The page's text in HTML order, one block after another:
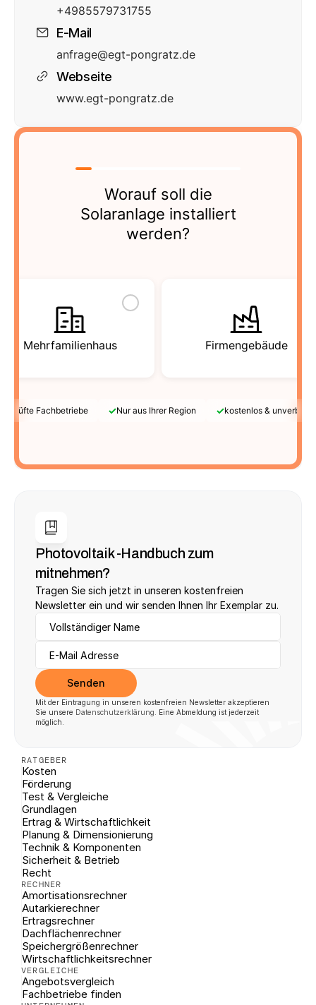
+4985579731755
E-Mail
anfrage@egt-pongratz.de
Webseite
www.egt-pongratz.de
Worauf soll die
Solaranlage installiert
werden?
Mehrfamilienhaus Firmengebäude
Fachbetriebe ✓Nur aus Ihrer Region ✓kostenlos &
Photovoltaik -Handbuch zum
mitnehmen?
Tragen Sie sich jetzt in unseren kostenfreien
Newsletter ein und wir senden Ihnen Ihr Exemplar zu.
Senden
Mit der Eintragung in unseren kostenfreien Newsletter akzeptieren
Sie unsere Datenschutzerklärung . Eine Abmeldung ist jederzeit
möglich.
RATGEBER
Kosten
Förderung
Test & Vergleiche
Grundlagen
Ertrag & Wirtschaftlichkeit
Planung & Dimensionierung
Technik & Komponenten
Sicherheit & Betrieb
Recht
RECHNER
Amortisationsrechner
Autarkierechner
Ertragsrechner
Dachflächenrechner
Speichergrößenrechner
Wirtschaftlichkeitsrechner
VERGLEICHE
Angebotsvergleich
Fachbetriebe finden